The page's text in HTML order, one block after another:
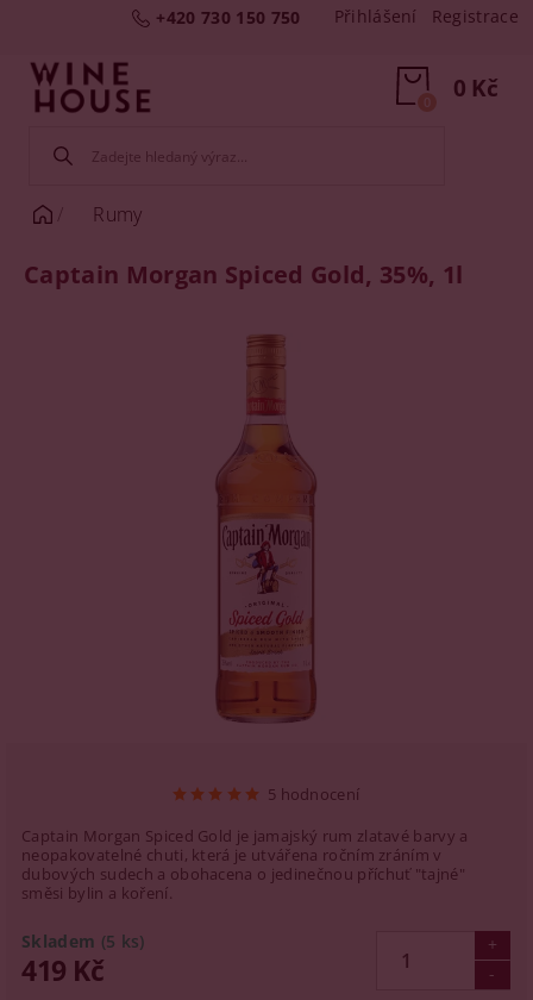
+420 730 150 750 Přihlášení Registrace
0 Kč
0
Rumy
Captain Morgan Spiced Gold, 35%, 1l
5 hodnocení
Captain Morgan Spiced Gold je jamajský rum zlatavé barvy a
neopakovatelné chuti, která je utvářena ročním zráním v
dubových sudech a obohacena o jedinečnou příchuť "tajné"
směsi bylin a koření.
Skladem (5 ks)
419 Kč